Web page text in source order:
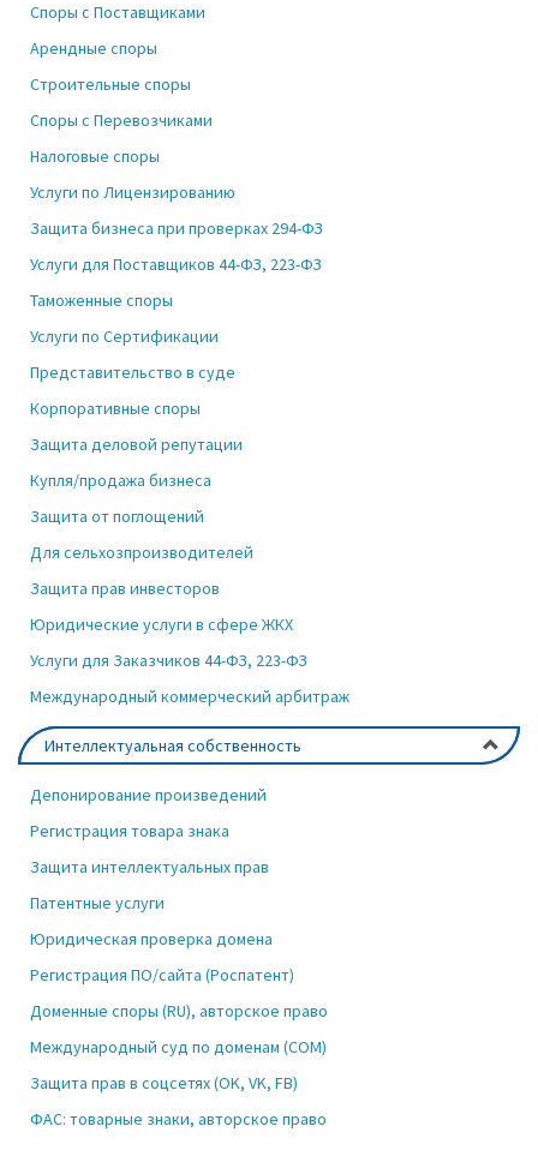
Споры с Поставщиками
Арендные споры
Строительные споры
Споры с Перевозчиками
Налоговые споры
Услуги по Лицензированию
Защита бизнеса при проверках 294-ФЗ
Услуги для Поставщиков 44-ФЗ, 223-ФЗ
Таможенные споры
Услуги по Сертификации
Представительство в суде
Корпоративные споры
Защита деловой репутации
Купля/продажа бизнеса
Защита от поглощений
Для сельхозпроизводителей
Защита прав инвесторов
Юридические услуги в сфере ЖКХ
Услуги для Заказчиков 44-ФЗ, 223-ФЗ
Международный коммерческий арбитраж
Интеллектуальная собственность
Депонирование произведений
Регистрация товара знака
Защита интеллектуальных прав
Патентные услуги
Юридическая проверка домена
Регистрация ПО/сайта (Роспатент)
Доменные споры (RU), авторское право
Международный суд по доменам (COM)
Защита прав в соцсетях (OK, VK, FB)
ФАС: товарные знаки, авторское право